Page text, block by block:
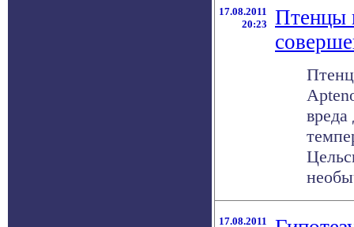
17.08.2011
20:23
Птенцы
вреда
17.08.2011